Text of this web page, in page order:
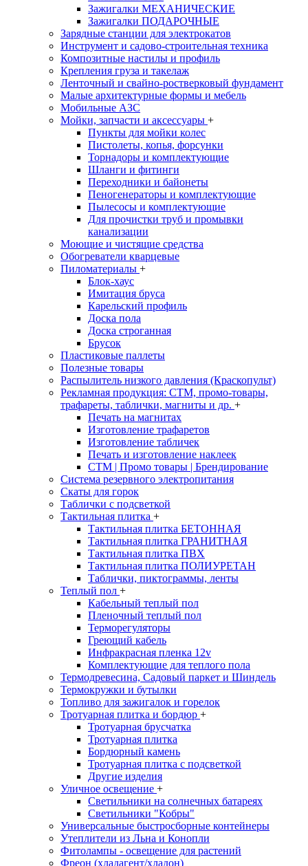
Зажигалки МЕХАНИЧЕСКИЕ
Зажигалки ПОДАРОЧНЫЕ
Зарядные станции для электрокатов
Инструмент и садово-строительная техника
Композитные настилы и профиль
Крепления груза и такелаж
Ленточный и свайно-ростверковый фундамент
Малые архитектурные формы и мебель
Мобильные АЗС
Мойки, запчасти и аксессуары +
Пункты для мойки колес
Пистолеты, копья, форсунки
Торнадоры и комплектующие
Шланги и фитинги
Переходники и байонеты
Пеногенераторы и комплектующие
Пылесосы и комплектующие
Для прочистки труб и промывки
канализации
Моющие и чистящие средства
Обогреватели кварцевые
Пиломатериалы +
Блок-хаус
Имитация бруса
Карельский профиль
Доска пола
Доска строганная
Брусок
Пластиковые паллеты
Полезные товары
Распылитель низкого давления (Краскопульт)
Рекламная продукция: CTM, промо-товары,
трафареты, таблички, магниты и др. +
Печать на магнитах
Изготовление трафаретов
Изготовление табличек
Печать и изготовление наклеек
CTM | Промо товары | Брендирование
Система резервного электропитания
Скаты для горок
Таблички с подсветкой
Тактильная плитка +
Тактильная плитка БЕТОННАЯ
Тактильная плитка ГРАНИТНАЯ
Тактильная плитка ПВХ
Тактильная плитка ПОЛИУРЕТАН
Таблички, пиктограммы, ленты
Теплый пол +
Кабельный теплый пол
Пленочный теплый пол
Терморегуляторы
Греющий кабель
Инфракрасная пленка 12v
Комплектующие для теплого пола
Термодревесина, Садовый паркет и Шиндель
Термокружки и бутылки
Топливо для зажигалок и горелок
Тротуарная плитка и бордюр +
Тротуарная брусчатка
Тротуарная плитка
Бордюрный камень
Тротуарная плитка с подсветкой
Другие изделия
Уличное освещение +
Светильники на солнечных батареях
Светильники "Кобры"
Универсальные быстросборные контейнеры
Утеплители из Льна и Конопли
Фитолампы - освещение для растений
Фреон (хладагент/хладон)